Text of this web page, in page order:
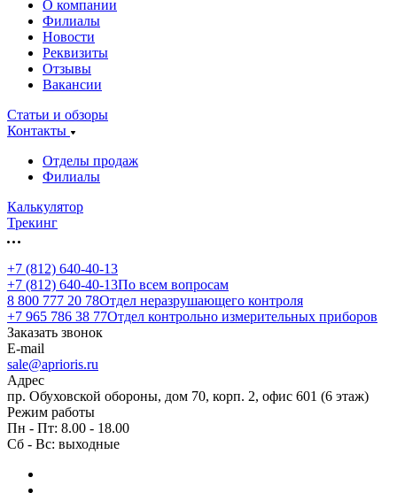
О компании
Филиалы
Новости
Реквизиты
Отзывы
Вакансии
Статьи и обзоры
Контакты
Отделы продаж
Филиалы
Калькулятор
Трекинг
+7 (812) 640-40-13
+7 (812) 640-40-13По всем вопросам
8 800 777 20 78Отдел неразрушающего контроля
+7 965 786 38 77Отдел контрольно измерительных приборов
Заказать звонок
E-mail
sale@aprioris.ru
Адрес
пр. Обуховской обороны, дом 70, корп. 2, офис 601 (6 этаж)
Режим работы
Пн - Пт: 8.00 - 18.00
Сб - Вс: выходные